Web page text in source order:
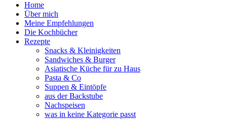
Home
Über mich
Meine Empfehlungen
Die Kochbücher
Rezepte
Snacks & Kleinigkeiten
Sandwiches & Burger
Asiatische Küche für zu Haus
Pasta & Co
Suppen & Eintöpfe
aus der Backstube
Nachspeisen
was in keine Kategorie passt